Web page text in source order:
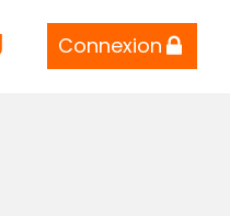
Connexion